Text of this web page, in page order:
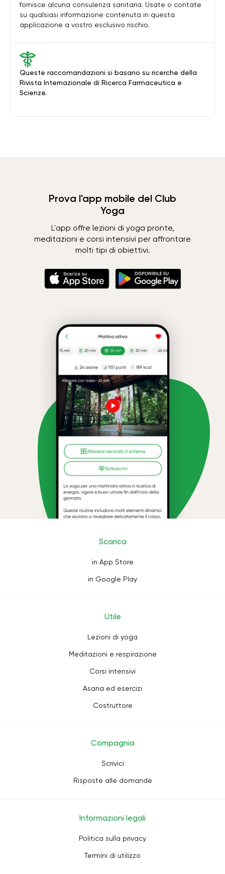
Queste raccomandazioni si basano su ricerche della
Rivista Internazionale di Ricerca Farmaceutica e
Scienze.
fornisce alcuna consulenza sanitaria. Usate o contate
su qualsiasi informazione contenuta in questa
applicazione a vostro esclusivo rischio.
Prova l'app mobile del Club
Yoga
L'app offre lezioni di yoga pronte,
meditazioni e corsi intensivi per affrontare
molti tipi di obiettivi.
Scarica
in App Store
in Google Play
Utile
Lezioni di yoga
Meditazioni e respirazione
Corsi intensivi
Asana ed esercizi
Costruttore
Compagnia
Scrivici
Risposte alle domande
Informazioni legali
Politica sulla privacy
Termini di utilizzo